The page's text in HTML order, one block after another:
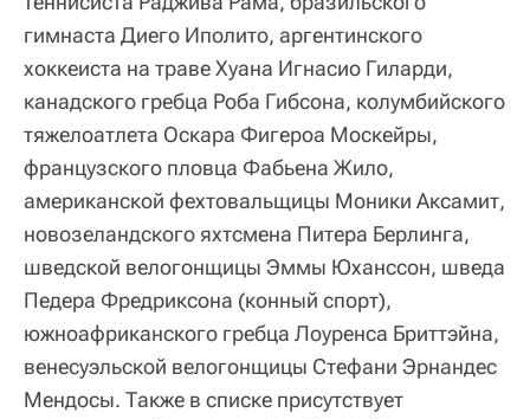
гимнаста Диего Иполито, аргентинского
хоккеиста на траве Хуана Игнасио Гиларди,
канадского гребца Роба Гибсона, колумбийского
тяжелоатлета Оскара Фигероа Москейры,
французского пловца Фабьена Жило,
американской фехтовальщицы Моники Аксамит,
новозеландского яхтсмена Питера Берлинга,
шведской велогонщицы Эммы Юханссон, шведа
Педера Фредриксона (конный спорт),
южноафриканского гребца Лоуренса Бриттэйна,
венесуэльской велогонщицы Стефани Эрнандес
Мендосы. Также в списке присутствует